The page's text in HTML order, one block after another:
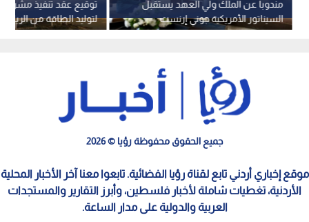
توقيع عقد تنفيذ مشروع
ميجاواط في معان
مندوبا عن الملك ولي العهد يستقبل
السيناتور الأمريكية جوني إرنست
جميع الحقوق محفوظة رؤيا © 2026
موقع إخباري أردني تابع لقناة رؤيا الفضائية. تابعوا معنا آخر الأخبار المحلية
الأردنية، تغطيات شاملة لأخبار فلسطين، وأبرز التقارير والمستجدات
العربية والدولية على مدار الساعة.